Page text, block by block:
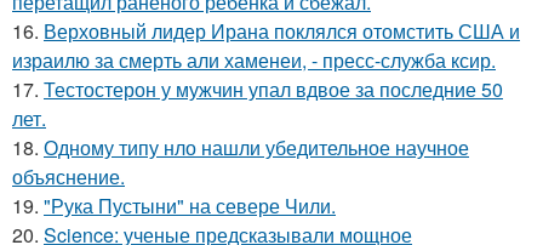
16. Верховный лидер Ирана поклялся отомстить США и
израилю за смерть али хаменеи, - пресс-служба ксир.
17. Тестостерон у мужчин упал вдвое за последние 50
лет.
18. Одному типу нло нашли убедительное научное
объяснение.
19. "Рука Пустыни" на севере Чили.
20. Science: ученые предсказывали мощное